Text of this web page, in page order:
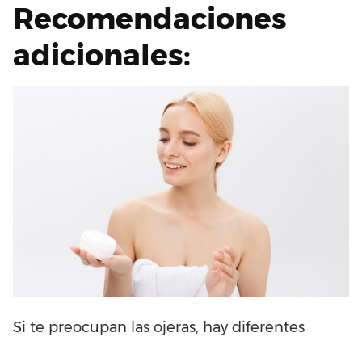
Recomendaciones
adicionales:
Si te preocupan las ojeras, hay diferentes